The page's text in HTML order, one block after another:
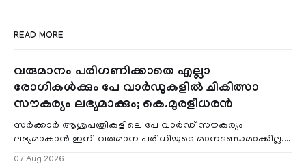
READ MORE
വരുമാനം പരിഗണിക്കാതെ എല്ലാ
രോഗികൾക്കും പേ വാർഡുകളിൽ ചികിത്സാ
സൗകര്യം ലഭ്യമാക്കും; കെ.മുരളീധരൻ
സർക്കാർ ആശുപത്രികളിലെ പേ വാർഡ് സൗകര്യം
ലഭ്യമാകാൻ ഇനി വരുമാന പരിധിയുടെ മാനദണ്ഡമാക്കില്ല.
07 Aug 2026